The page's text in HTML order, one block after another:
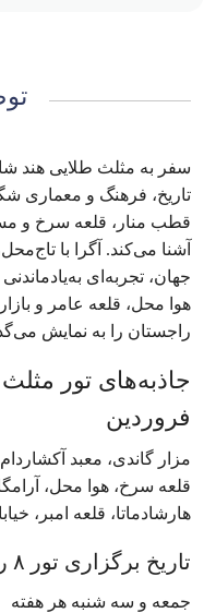
سفر به مثلث طلایی هند
تاریخ، فرهنگ و معماری
قطب منار، قلعه سرخ و
آشنا می‌کند. آگرا با
جهان، تجربه‌ای
هوا محل، قلعه عامر و
راجستان را به نمایش
فروردین
مزار گاندی، معبد
قلعه سرخ، هوا محل،
هارشادماتا، قلعه امبر،
تاریخ برگزاری تور ۸ روزه مثلث طلایی هندوستان
جمعه و سه شنبه هر هفته